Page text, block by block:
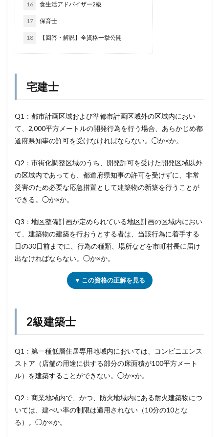
16 食生活アドバイザー2級
17 保育士
18 【回答・解説】全資格一挙公開
宅建士
Q1：都市計画区域および準都市計画区域外の区域内におい
て、2,000平方メートルの開発行為を行う場合、あらかじめ都
道府県知事の許可を受けなければならない。◯か×か。
Q2：市街化調整区域のうち、開発許可を受けた開発区域以外
の区域内であっても、都道府県知事の許可を受けずに、非常
災害のため必要な応急措置として建築物の新築を行うことが
できる。◯か×か。
Q3：地区整備計画が定められている地区計画の区域内におい
て、建築物の建築を行おうとする者は、当該行為に着手する
日の30日前までに、行為の種類、場所などを市町村長に届け
出なければならない。◯か×か。
▼ この資格の正解を見る
2級建築士
Q1：第一種低層住居専用地域内においては、コンビニエンス
ストア（店舗の用途に供する部分の床面積が100平方メート
ル）を建築することができない。◯か×か。
Q2：商業地域内で、かつ、防火地域内にある耐火建築物につ
いては、建ぺい率の制限は適用されない（10分の10とな
る）。◯か×か。